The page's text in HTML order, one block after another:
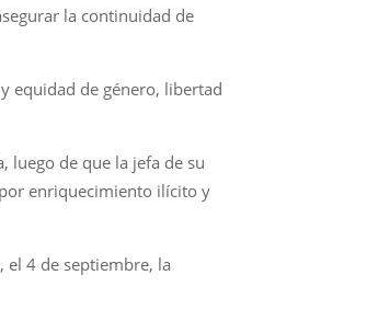
la continuidad de
equidad de género, libertad
luego de que la jefa de su
enriquecimiento ilícito y
el 4 de septiembre, la